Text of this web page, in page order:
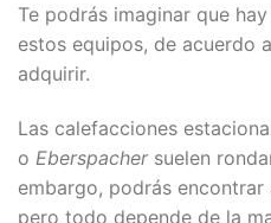
Te podrás imaginar que
estos equipos, de acuerdo
adquirir.
Las calefacciones
o Eberspachersuelen
embargo, podrás encontrar
pero todo depende de la